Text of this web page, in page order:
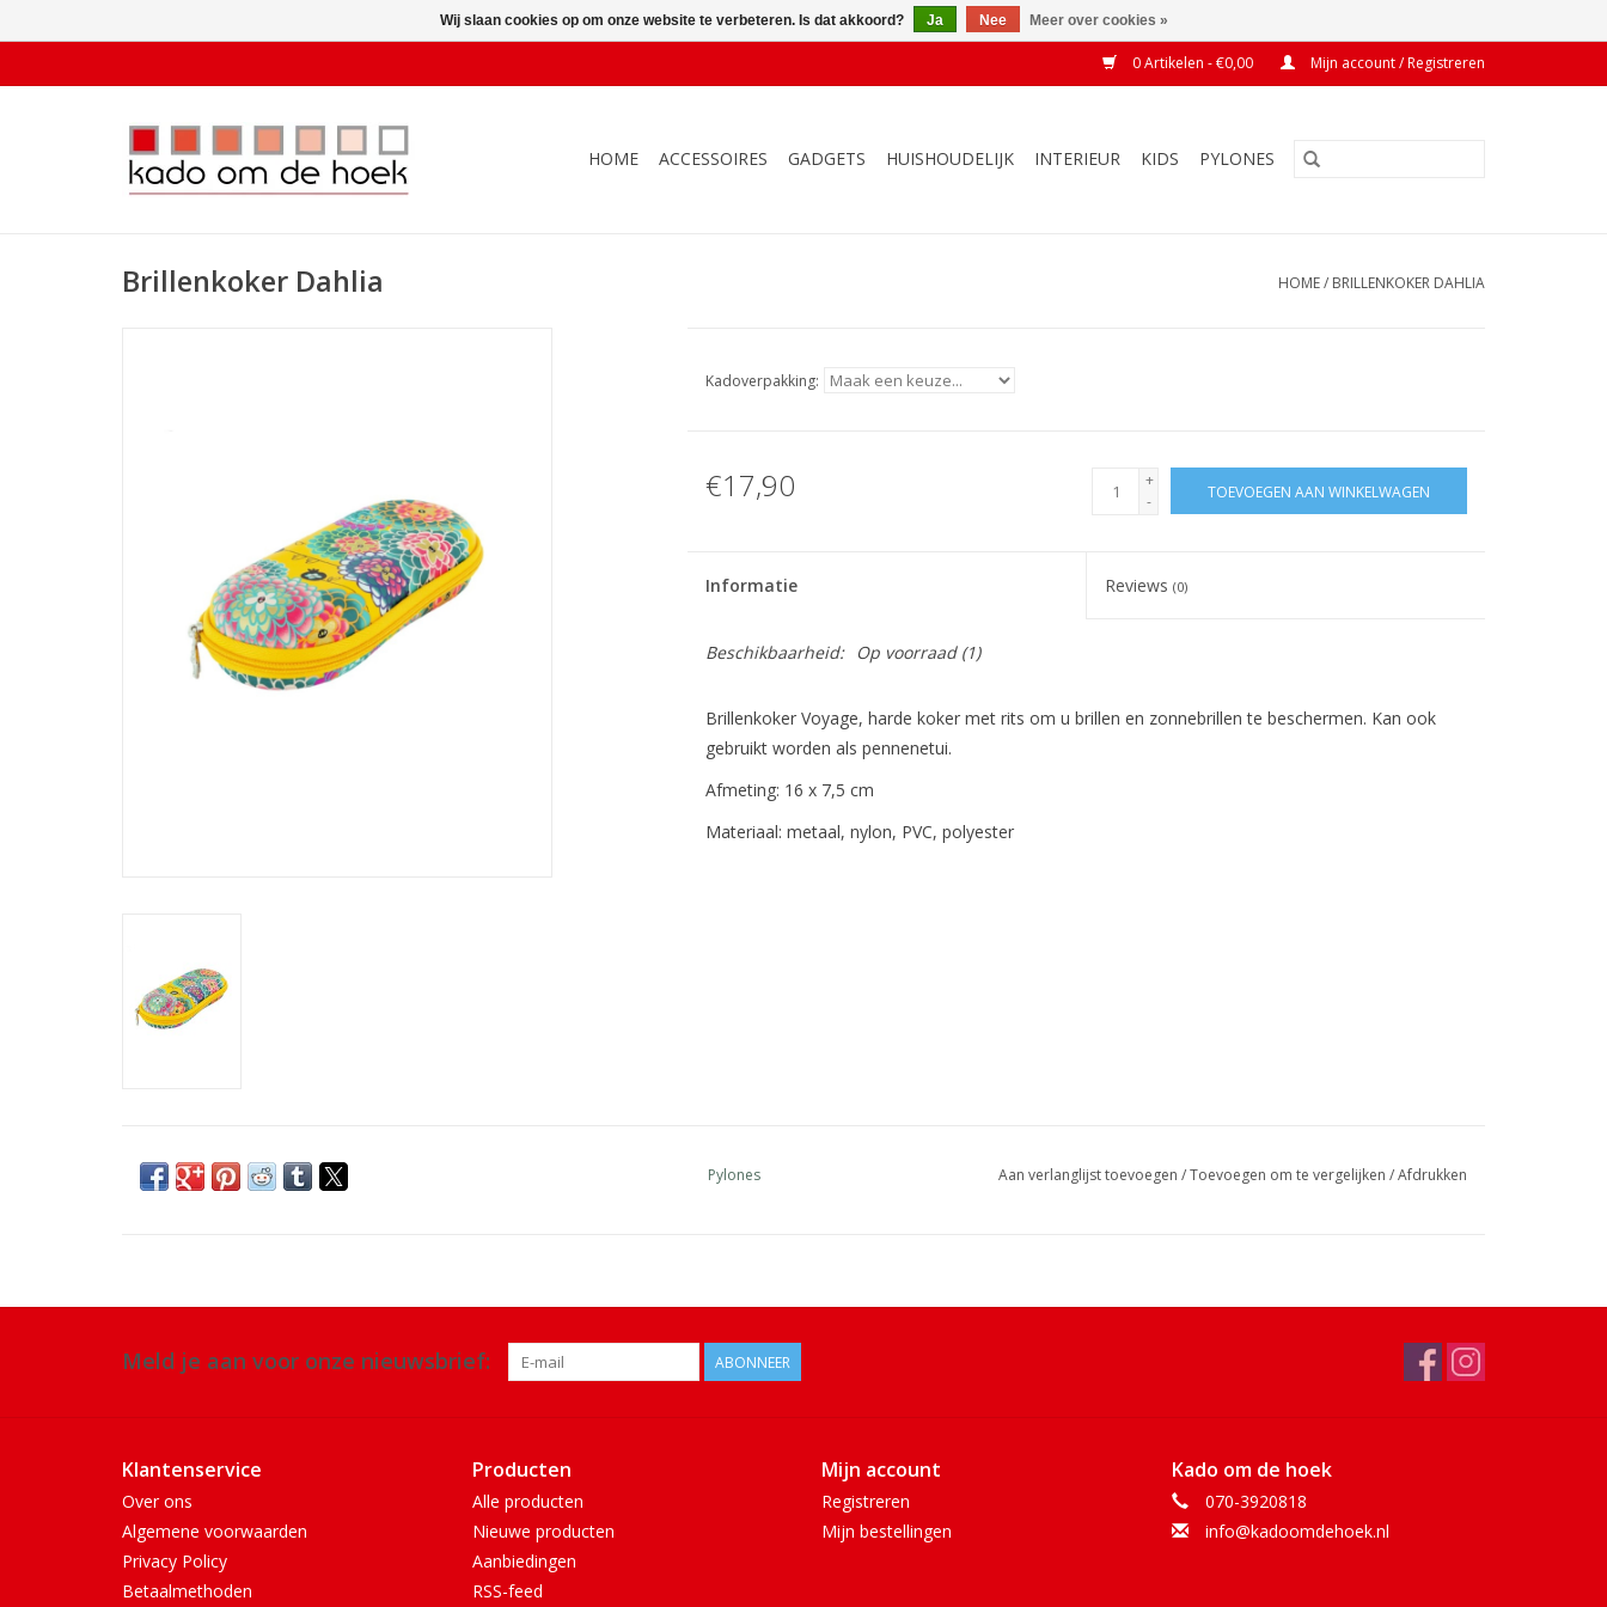
0 Artikelen - €0,00 Mijn account / Registreren
HOME ACCESSOIRES GADGETS HUISHOUDELIJK INTERIEUR KIDS PYLONES
Brillenkoker Dahlia HOME/ BRILLENKOKER DAHLIA
Kadoverpakking:
€17,90
+
-
TOEVOEGEN AAN WINKELWAGEN
Informatie Reviews(0)
Beschikbaarheid: Op voorraad(1)
Brillenkoker Voyage, harde koker met rits om u brillen en zonnebrillen te beschermen. Kan ook
gebruikt worden als pennenetui.
Afmeting: 16 x 7,5 cm
Materiaal: metaal, nylon, PVC, polyester
Pylones Aan verlanglijst toevoegen /Toevoegen om te vergelijken /Afdrukken
Meld je aan voor onze nieuwsbrief: ABONNEER
Klantenservice
Over ons
Algemene voorwaarden
Privacy Policy
Betaalmethoden
Producten
Alle producten
Nieuwe producten
Aanbiedingen
RSS-feed
Mijn account
Registreren
Mijn bestellingen
Kado om de hoek
070-3920818
info@kadoomdehoek.nl
Wij slaan cookies op om onze website te verbeteren. Is dat akkoord? Ja Nee Meer over cookies »